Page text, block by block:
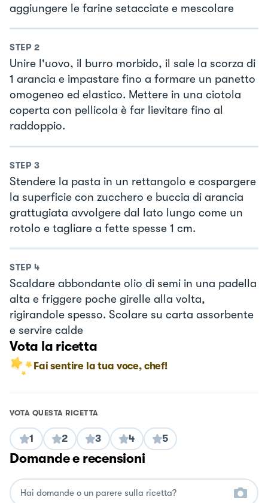
aggiungere le farine setacciate e mescolare
STEP 2
Unire l'uovo, il burro morbido, il sale la scorza di
1 arancia e impastare fino a formare un panetto
omogeneo ed elastico. Mettere in una ciotola
coperta con pellicola è far lievitare fino al
raddoppio.
STEP 3
Stendere la pasta in un rettangolo e cospargere
la superficie con zucchero e buccia di arancia
grattugiata avvolgere dal lato lungo come un
rotolo e tagliare a fette spesse 1 cm.
STEP 4
Scaldare abbondante olio di semi in una padella
alta e friggere poche girelle alla volta,
rigirandole spesso. Scolare su carta assorbente
e servire calde
Vota la ricetta
Fai sentire la tua voce, chef!
VOTA QUESTA RICETTA
1 2 3 4 5
Domande e recensioni